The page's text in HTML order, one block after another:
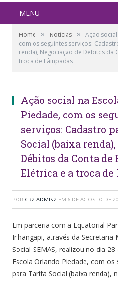
MENU
Home » Notícias »
Ação
com os seguintes serviços:
renda), Negociação de Débitos da
troca de Lâmpadas
Ação social na
Piedade, com os
serviços: Cadastro
Social (baixa
Débitos da Conta de
Elétrica e a troca de
POR CR2-ADMIN2 EM 6 DE AGOSTO DE
Em parceria com a Equatorial
Inhangapi, através da Secretaria
Social-SEMAS, realizou no dia
Escola Orlando Piedade, com
para Tarifa Social (baixa renda),